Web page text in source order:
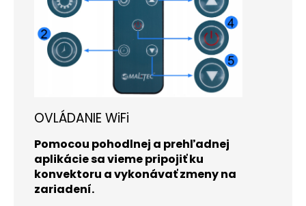
OVLÁDANIE WiFi
Pomocou pohodlnej a prehľadnej
aplikácie sa vieme pripojiť ku
konvektoru a vykonávať zmeny na
zariadení.